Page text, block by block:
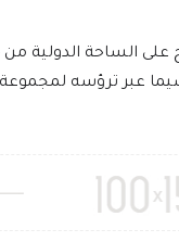
على الساحة الدولية